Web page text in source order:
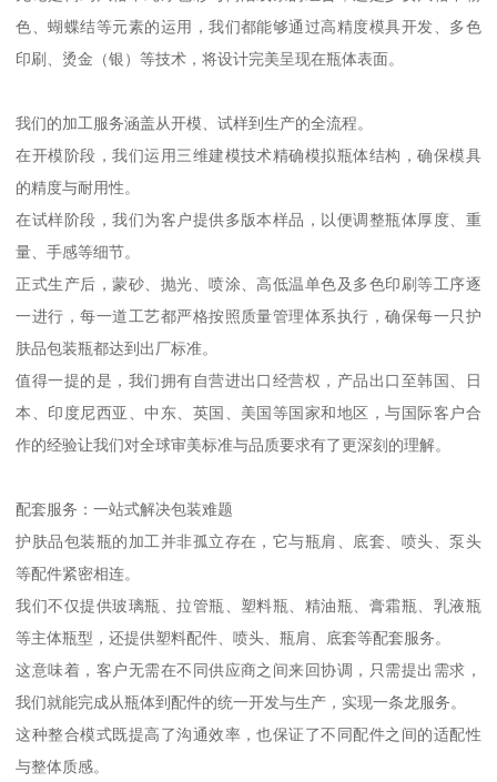
色、蝴蝶结等元素的运用，我们都能够通过高精度模具开发、多色
印刷、烫金（银）等技术，将设计完美呈现在瓶体表面。
我们的加工服务涵盖从开模、试样到生产的全流程。
在开模阶段，我们运用三维建模技术精确模拟瓶体结构，确保模具
的精度与耐用性。
在试样阶段，我们为客户提供多版本样品，以便调整瓶体厚度、重
量、手感等细节。
正式生产后，蒙砂、抛光、喷涂、高低温单色及多色印刷等工序逐
一进行，每一道工艺都严格按照质量管理体系执行，确保每一只护
肤品包装瓶都达到出厂标准。
值得一提的是，我们拥有自营进出口经营权，产品出口至韩国、日
本、印度尼西亚、中东、英国、美国等国家和地区，与国际客户合
作的经验让我们对全球审美标准与品质要求有了更深刻的理解。
配套服务：一站式解决包装难题
护肤品包装瓶的加工并非孤立存在，它与瓶肩、底套、喷头、泵头
等配件紧密相连。
我们不仅提供玻璃瓶、拉管瓶、塑料瓶、精油瓶、膏霜瓶、乳液瓶
等主体瓶型，还提供塑料配件、喷头、瓶肩、底套等配套服务。
这意味着，客户无需在不同供应商之间来回协调，只需提出需求，
我们就能完成从瓶体到配件的统一开发与生产，实现一条龙服务。
这种整合模式既提高了沟通效率，也保证了不同配件之间的适配性
与整体质感。